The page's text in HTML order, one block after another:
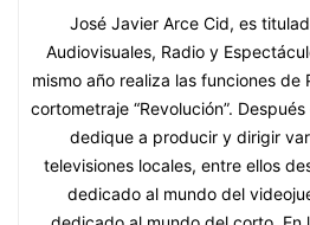
José Javier Arce Cid, es
Audiovisuales, Radio y
mismo año realiza las funciones de
cortometraje “Revolución”.
dedique a producir y dirigir
televisiones locales, entre ellos
dedicado al mundo del